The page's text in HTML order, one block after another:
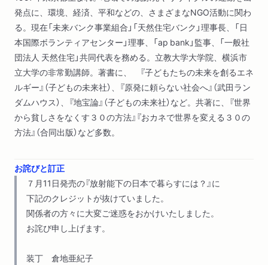
発点に、環境、経済、平和などの、さまざまなNGO活動に関わ
る。現在「未来バンク事業組合」「天然住宅バンク」理事長、「日
本国際ボランティアセンター」理事、「ap bank」監事、「一般社
団法人 天然住宅」共同代表を務める。立教大学大学院、横浜市
立大学の非常勤講師。著書に、 『子どもたちの未来を創るエネ
ルギー』（子どもの未来社）、『原発に頼らない社会へ』（武田ラン
ダムハウス）、『地宝論』（子どもの未来社）など。共著に、『世界
から貧しさをなくす３０の方法』『おカネで世界を変える３０の
方法』（合同出版）など多数。
お詫びと訂正
７月11日発売の『放射能下の日本で暮らすには？』に
下記のクレジットが抜けていました。
関係者の方々に大変ご迷惑をおかけいたしました。
お詫び申し上げます。
装丁 倉地亜紀子